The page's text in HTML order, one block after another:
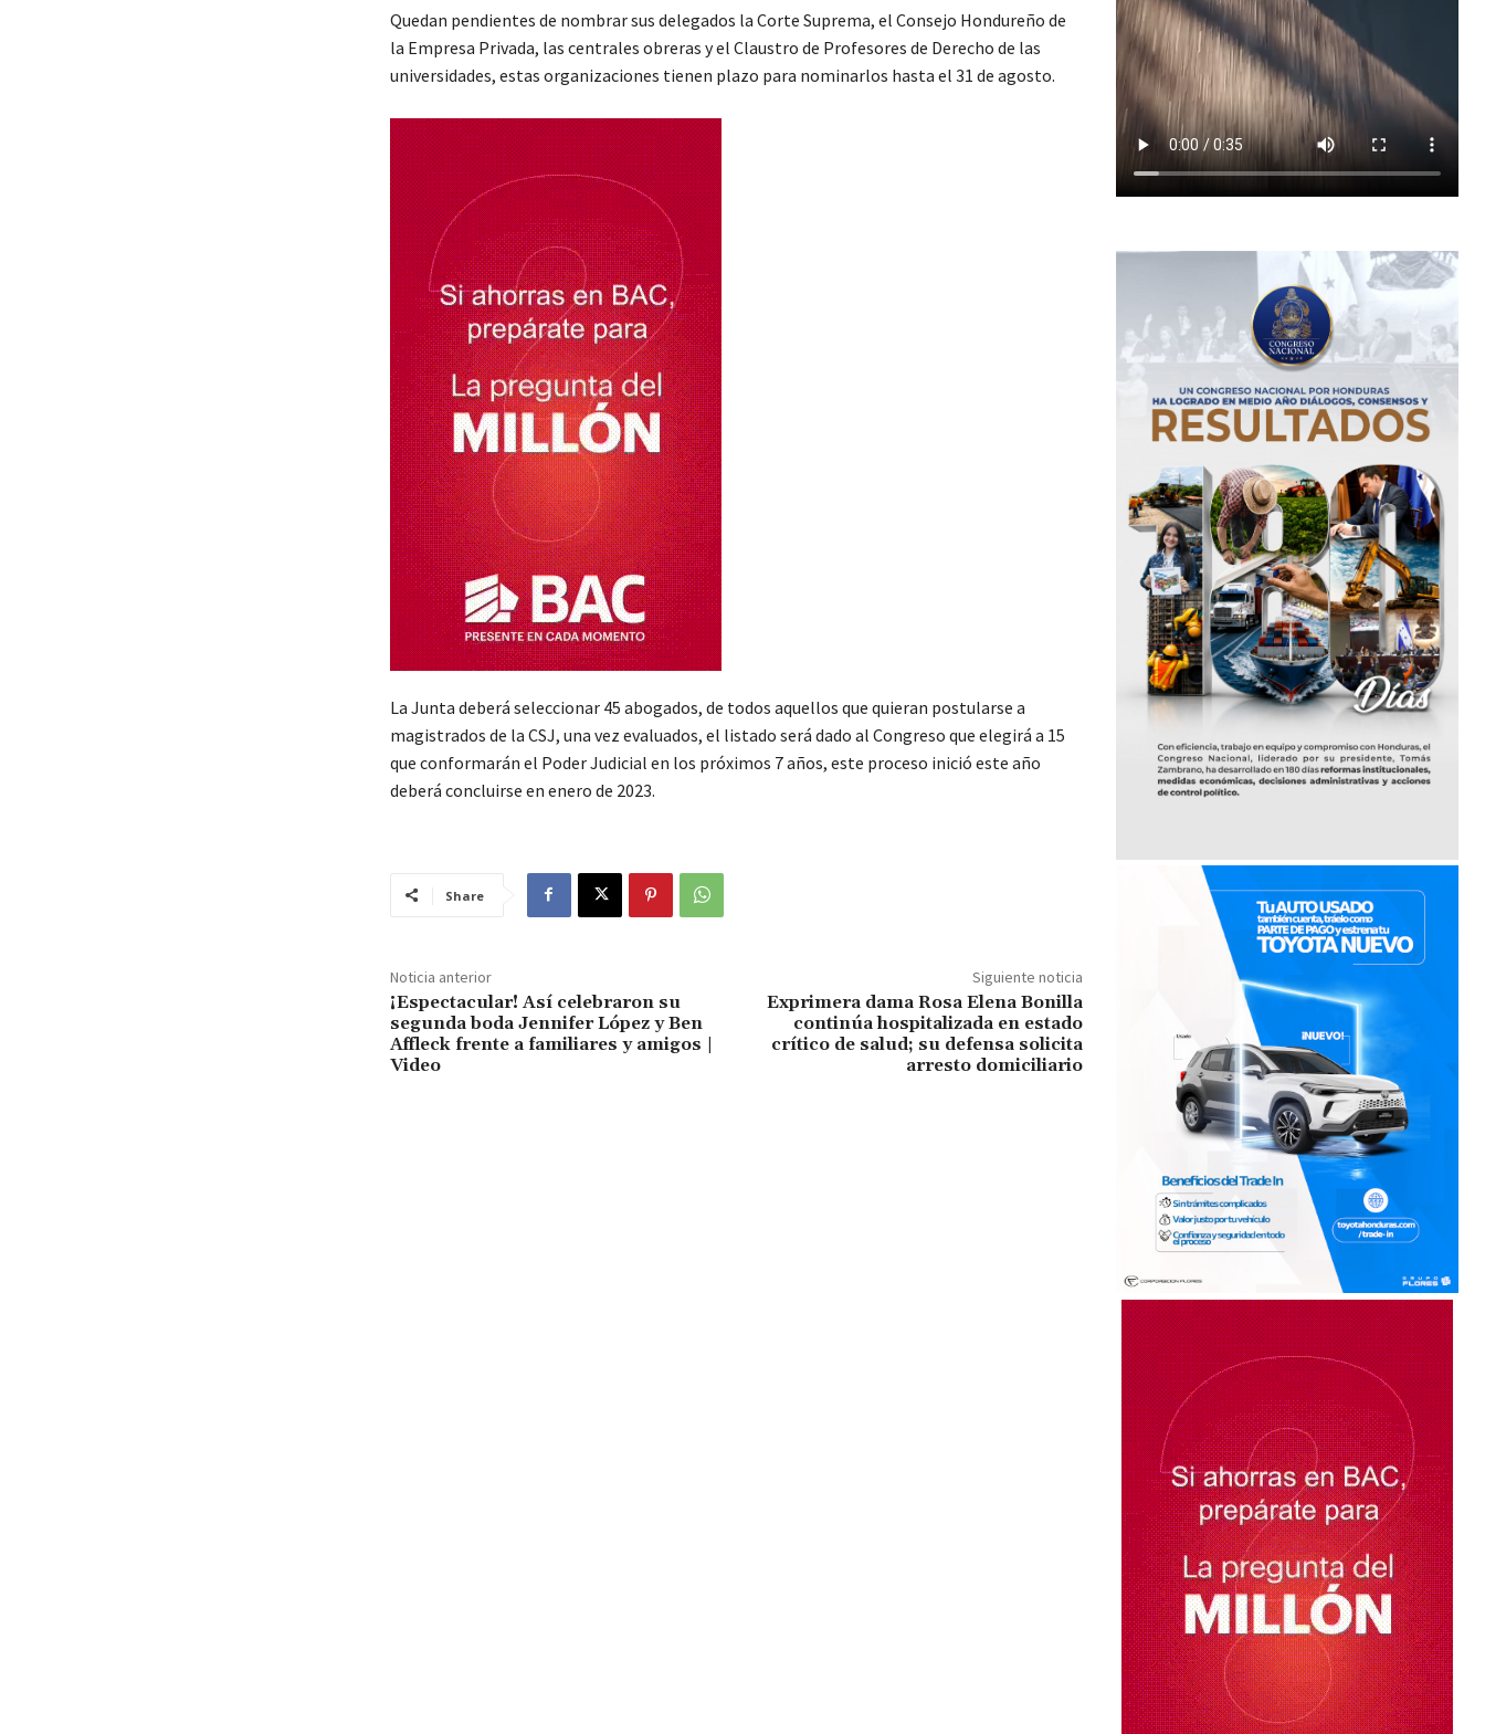
Quedan pendientes de nombrar sus delegados la Corte Suprema, el Consejo Hondureño de
la Empresa Privada, las centrales obreras y el Claustro de Profesores de Derecho de las
universidades, estas organizaciones tienen plazo para nominarlos hasta el 31 de agosto.
La Junta deberá seleccionar 45 abogados, de todos aquellos que quieran postularse a
magistrados de la CSJ, una vez evaluados, el listado será dado al Congreso que elegirá a 15
que conformarán el Poder Judicial en los próximos 7 años, este proceso inició este año
deberá concluirse en enero de 2023.
Share
Noticia anterior
¡Espectacular! Así celebraron su
segunda boda Jennifer López y Ben
Affleck frente a familiares y amigos |
Video
Siguiente noticia
Exprimera dama Rosa Elena Bonilla
continúa hospitalizada en estado
crítico de salud; su defensa solicita
arresto domiciliario